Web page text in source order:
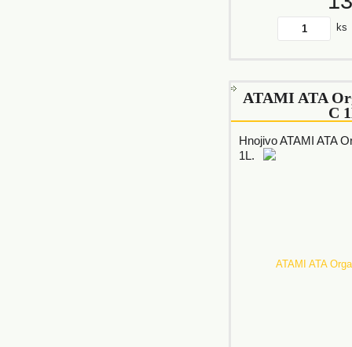
ks
ATAMI ATA
C
Hnojivo ATAMI ATA
1L.